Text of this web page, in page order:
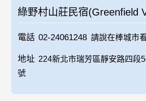
綠野村山莊民宿(Greenfield
電話 02-24061248 請說在棒城市
地址 224新北市瑞芳區靜安路四段
號